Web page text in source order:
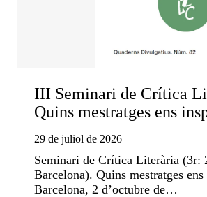
III Seminari de Crítica
Quins mestratges ens
29 de juliol de 2026
Seminari de Crítica Literària (3r:
Barcelona). Quins mestratges
Barcelona, 2 d’octubre de…